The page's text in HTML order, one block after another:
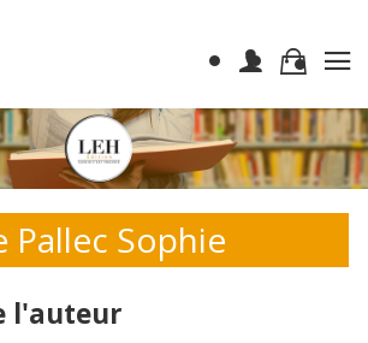
Pallec Sophie
l'auteur